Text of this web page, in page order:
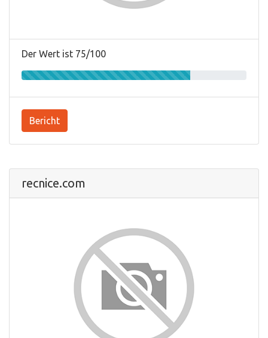
Der Wert ist 75/100
Bericht
recnice.com